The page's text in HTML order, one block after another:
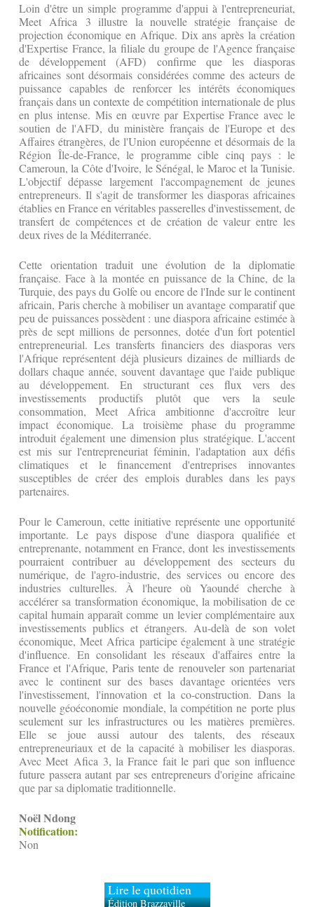
Loin d'être un simple programme d'appui à l'entrepreneuriat,
Meet Africa 3 illustre la nouvelle stratégie française de
projection économique en Afrique. Dix ans après la création
d'Expertise France, la filiale du groupe de l'Agence française
de développement (AFD) confirme que les diasporas
africaines sont désormais considérées comme des acteurs de
puissance capables de renforcer les intérêts économiques
français dans un contexte de compétition internationale de plus
en plus intense. Mis en œuvre par Expertise France avec le
soutien de l'AFD, du ministère français de l'Europe et des
Affaires étrangères, de l'Union européenne et désormais de la
Région Île-de-France, le programme cible cinq pays : le
Cameroun, la Côte d'Ivoire, le Sénégal, le Maroc et la Tunisie.
L'objectif dépasse largement l'accompagnement de jeunes
entrepreneurs. Il s'agit de transformer les diasporas africaines
établies en France en véritables passerelles d'investissement, de
transfert de compétences et de création de valeur entre les
deux rives de la Méditerranée.
Cette orientation traduit une évolution de la diplomatie
française. Face à la montée en puissance de la Chine, de la
Turquie, des pays du Golfe ou encore de l'Inde sur le continent
africain, Paris cherche à mobiliser un avantage comparatif que
peu de puissances possèdent : une diaspora africaine estimée à
près de sept millions de personnes, dotée d'un fort potentiel
entrepreneurial. Les transferts financiers des diasporas vers
l'Afrique représentent déjà plusieurs dizaines de milliards de
dollars chaque année, souvent davantage que l'aide publique
au développement. En structurant ces flux vers des
investissements productifs plutôt que vers la seule
consommation, Meet Africa ambitionne d'accroître leur
impact économique. La troisième phase du programme
introduit également une dimension plus stratégique. L'accent
est mis sur l'entrepreneuriat féminin, l'adaptation aux défis
climatiques et le financement d'entreprises innovantes
susceptibles de créer des emplois durables dans les pays
partenaires.
Pour le Cameroun, cette initiative représente une opportunité
importante. Le pays dispose d'une diaspora qualifiée et
entreprenante, notamment en France, dont les investissements
pourraient contribuer au développement des secteurs du
numérique, de l'agro-industrie, des services ou encore des
industries culturelles. À l'heure où Yaoundé cherche à
accélérer sa transformation économique, la mobilisation de ce
capital humain apparaît comme un levier complémentaire aux
investissements publics et étrangers. Au-delà de son volet
économique, Meet Africa participe également à une stratégie
d'influence. En consolidant les réseaux d'affaires entre la
France et l'Afrique, Paris tente de renouveler son partenariat
avec le continent sur des bases davantage orientées vers
l'investissement, l'innovation et la co-construction. Dans la
nouvelle géoéconomie mondiale, la compétition ne porte plus
seulement sur les infrastructures ou les matières premières.
Elle se joue aussi autour des talents, des réseaux
entrepreneuriaux et de la capacité à mobiliser les diasporas.
Avec Meet Afica 3, la France fait le pari que son influence
future passera autant par ses entrepreneurs d'origine africaine
que par sa diplomatie traditionnelle.
Noël Ndong
Notification:
Non
Lire le quotidien
Édition Brazzaville